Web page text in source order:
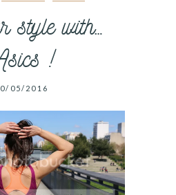
style with…
!
05/2016